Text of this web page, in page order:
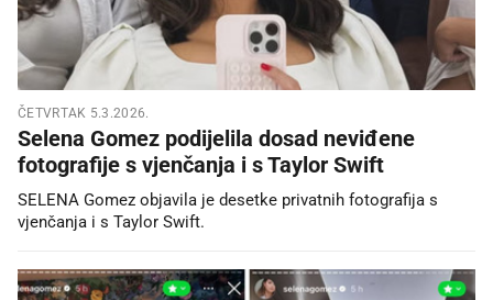
ČETVRTAK 5.3.2026.
Selena Gomez podijelila dosad neviđene
fotografije s vjenčanja i s Taylor Swift
SELENA Gomez objavila je desetke privatnih fotografija s
vjenčanja i s Taylor Swift.